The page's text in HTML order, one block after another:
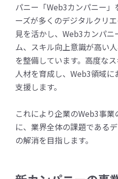
パニー「Web3カンパニー
ーズが多くのデジタルクリ
見を活かし、Web3カンパ
ム、スキル向上意識が高い
を整備しています。高度な
人材を育成し、Web3領域
支援します。
これにより企業のWeb3事
に、業界全体の課題である
の解消を目指します。